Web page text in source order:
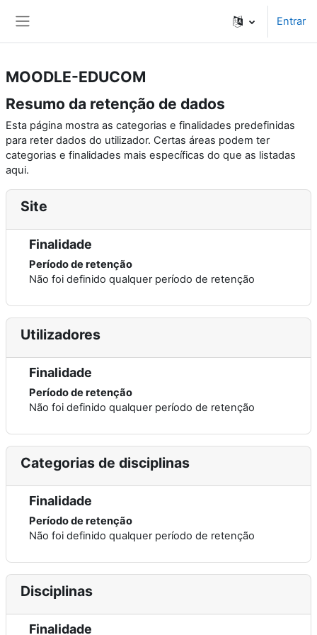
Entrar
MOODLE-EDUCOM
Resumo da retenção de dados
Esta página mostra as categorias e finalidades predefinidas
para reter dados do utilizador. Certas áreas podem ter
categorias e finalidades mais específicas do que as listadas
aqui.
Site
Finalidade
Período de retenção
Não foi definido qualquer período de retenção
Utilizadores
Finalidade
Período de retenção
Não foi definido qualquer período de retenção
Categorias de disciplinas
Finalidade
Período de retenção
Não foi definido qualquer período de retenção
Disciplinas
Finalidade